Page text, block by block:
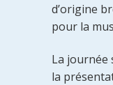
d’origine
pour la
La journée
la